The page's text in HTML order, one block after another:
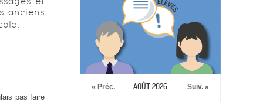
anciens
pas faire
AOÛT 2026
« Préc. Suiv. »